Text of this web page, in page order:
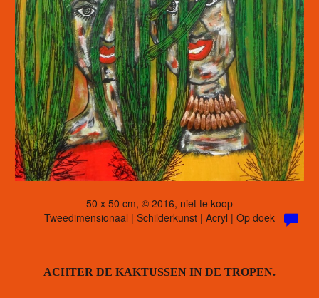
50 x 50 cm, © 2016, niet te koop
Tweedimensionaal | Schilderkunst | Acryl | Op doek
ACHTER DE KAKTUSSEN IN DE TROPEN.